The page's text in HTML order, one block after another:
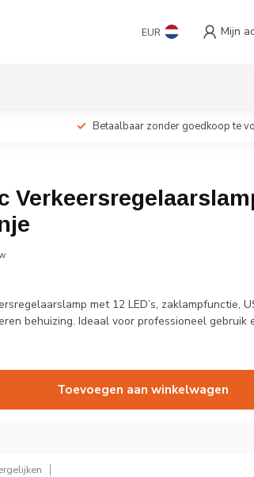
EUR Mijn
Betaalbaar zonder goedkoop te
met 12 LED’s, zaklampfunctie,
behuizing. Ideaal voor professioneel gebruik
Toevoegen aan winkelwagen